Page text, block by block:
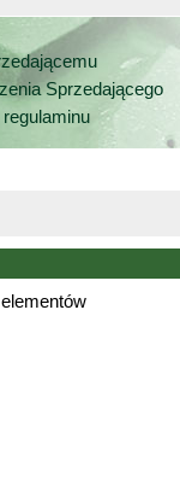
Sprzedającego
regulaminu